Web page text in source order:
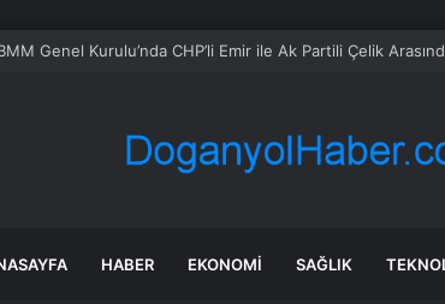
Soruşturmasında Ece Üner, Gökhan Özoğuz ve
HABER EKONOMI SAĞLIK